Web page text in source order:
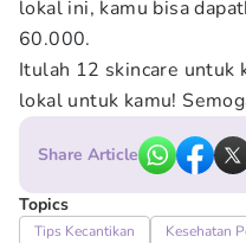
lokal ini, kamu bisa
60.000.
Itulah 12 skincare untuk
lokal untuk kamu!
Share Article
Topics
Tips Kecantikan Kesehatan